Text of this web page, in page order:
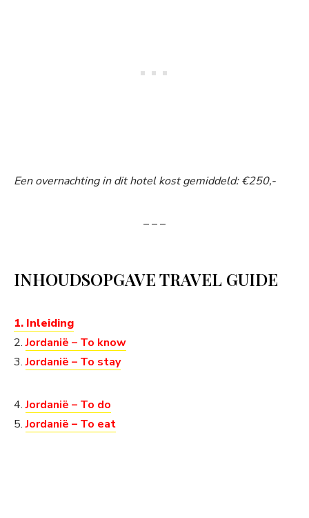
Een overnachting in dit hotel kost gemiddeld: €250,-
– – –
INHOUDSOPGAVE TRAVEL GUIDE
1. Inleiding
2.Jordanië – To know
3.Jordanië – To stay
4.Jordanië – To do
5.Jordanië – To eat